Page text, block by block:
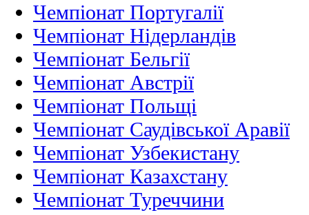
Чемпіонат Португалії
Чемпіонат Нідерландiв
Чемпіонат Бельгії
Чемпіонат Австрії
Чемпіонат Польщі
Чемпіонат Саудівської Аравії
Чемпіонат Узбекистану
Чемпіонат Казахстану
Чемпіонат Туреччини